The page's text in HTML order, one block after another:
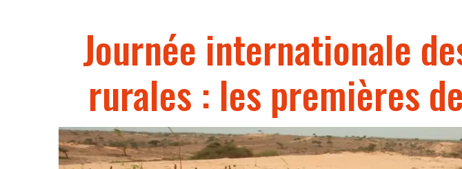
Journée internationale
rurales : les premières